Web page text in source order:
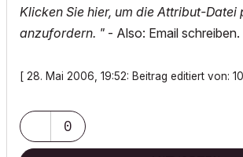
Klicken Sie hier, um die Attribut-Datei
anzufordern. " - Also: Email schreiben.
[ 28. Mai 2006, 19:52: Beitrag editiert von:
0